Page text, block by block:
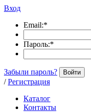
Вход
Email:*
Пароль:*
Забыли пароль? Войти
/ Регистрация
Каталог
Контакты